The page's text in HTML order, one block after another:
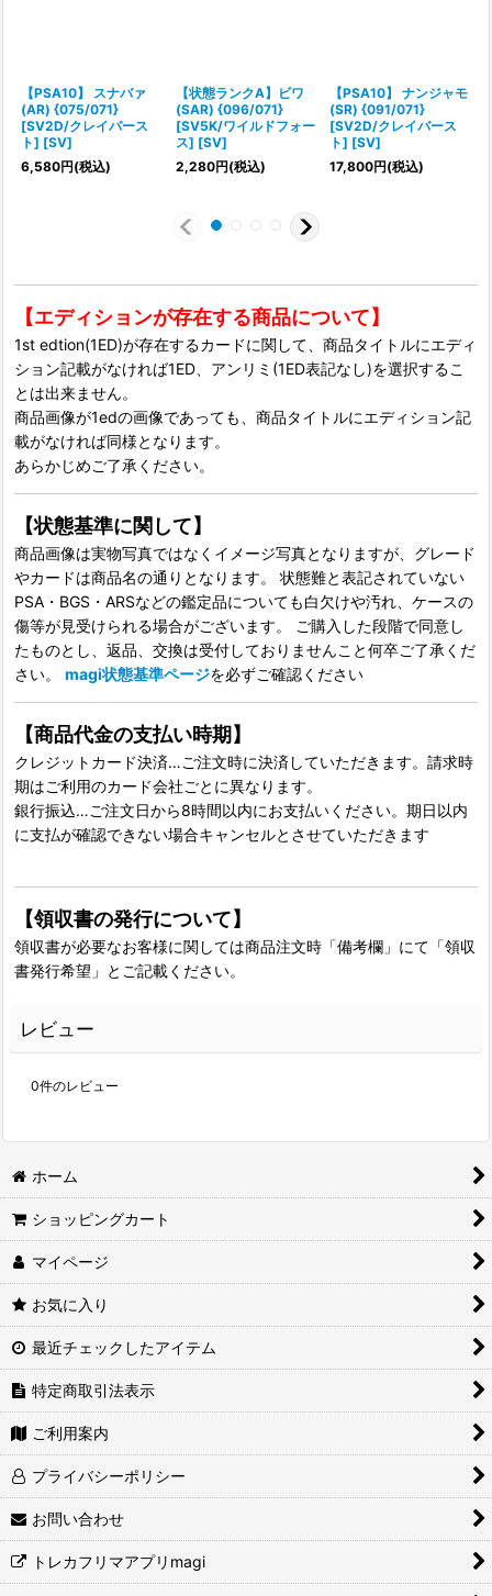
【PSA10】 スナバァ
(AR) {075/071}
[SV2D/クレイバース
ト] [SV]
6,580円(税込)
【状態ランクA】ビワ
(SAR) {096/071}
[SV5K/ワイルドフォー
ス] [SV]
2,280円(税込)
【PSA10】 ナンジャモ
(SR) {091/071}
[SV2D/クレイバース
ト] [SV]
17,800円(税込)
【エディションが存在する商品について】
1st edtion(1ED)が存在するカードに関して、商品タイトルにエディ
ション記載がなければ1ED、アンリミ(1ED表記なし)を選択するこ
とは出来ません。
商品画像が1edの画像であっても、商品タイトルにエディション記
載がなければ同様となります。
あらかじめご了承ください。
【状態基準に関して】
商品画像は実物写真ではなくイメージ写真となりますが、グレード
やカードは商品名の通りとなります。 状態難と表記されていない
PSA・BGS・ARSなどの鑑定品についても白欠けや汚れ、ケースの
傷等が見受けられる場合がございます。 ご購入した段階で同意し
たものとし、返品、交換は受付しておりませんこと何卒ご了承くだ
さい。 magi状態基準ページを必ずご確認ください
【商品代金の支払い時期】
クレジットカード決済…ご注文時に決済していただきます。請求時
期はご利用のカード会社ごとに異なります。
銀行振込…ご注文日から8時間以内にお支払いください。期日以内
に支払が確認できない場合キャンセルとさせていただきます
【領収書の発行について】
領収書が必要なお客様に関しては商品注文時「備考欄」にて「領収
書発行希望」とご記載ください。
レビュー
0件のレビュー
ホーム
ショッピングカート
マイページ
お気に入り
最近チェックしたアイテム
特定商取引法表示
ご利用案内
プライバシーポリシー
お問い合わせ
トレカフリマアプリmagi